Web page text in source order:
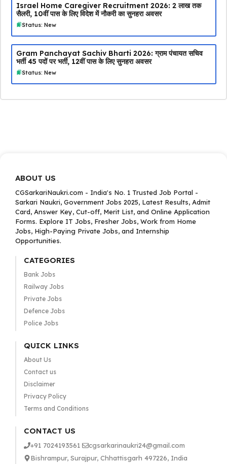
Israel Home Caregiver Recruitment 2026: ₹2 लाख तक
सैलरी, 10वीं पास के लिए विदेश में नौकरी का सुनहरा अवसर
Status: New
Gram Panchayat Sachiv Bharti 2026: ग्राम पंचायत सचिव
भर्ती 45 पदों पर भर्ती, 12वीं पास के लिए सुनहरा अवसर
Status: New
ABOUT US
CGSarkariNaukri.com - India's No. 1 Trusted Job Portal -
Sarkari Naukri, Government Jobs 2025, Latest Results, Admit
Card, Answer Key, Cut-off, Merit List, and Online Application
Forms. Explore IT Jobs, Fresher Jobs, Work from Home
Jobs, High-Paying Private Jobs, and Internship
Opportunities.
CATEGORIES
Bank Jobs
Railway Jobs
Private Jobs
Defence Jobs
Police Jobs
QUICK LINKS
About Us
Contact us
Disclaimer
Privacy Policy
Terms and Conditions
CONTACT US
+91 7024193561
cgsarkarinaukri24@gmail.com
Bishrampur, Surajpur, Chhattisgarh 497226, India